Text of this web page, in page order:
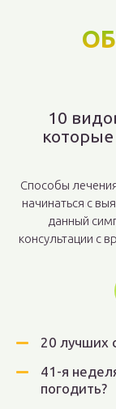
10
которые
Способы
начинаться с
данный
консультации с
20 лучших
41-я
погодить?